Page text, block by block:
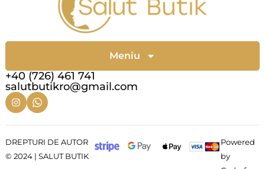
+40 (726) 461 741
salutbutikro@gmail.com
Meniu
DREPTURI DE AUTOR
© 2024 | SALUT BUTIK
Powered
by